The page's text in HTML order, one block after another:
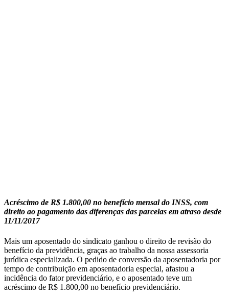
Acréscimo de R$ 1.800,00 no benefício mensal do INSS, com
direito ao pagamento das diferenças das parcelas em atraso desde
11/11/2017
Mais um aposentado do sindicato ganhou o direito de revisão do
benefício da previdência, graças ao trabalho da nossa assessoria
jurídica especializada. O pedido de conversão da aposentadoria por
tempo de contribuição em aposentadoria especial, afastou a
incidência do fator previdenciário, e o aposentado teve um
acréscimo de R$ 1.800,00 no benefício previdenciário.